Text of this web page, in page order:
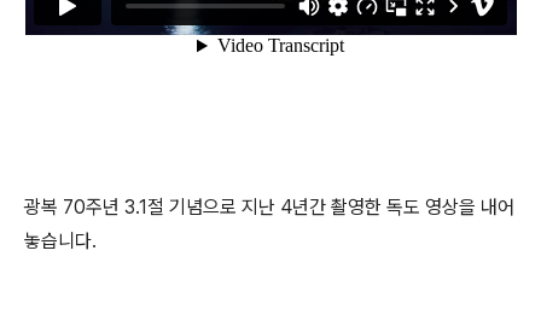
광복 70주년 3.1절 기념으로 지난 4년간 촬영한 독도 영상을 내어
놓습니다.